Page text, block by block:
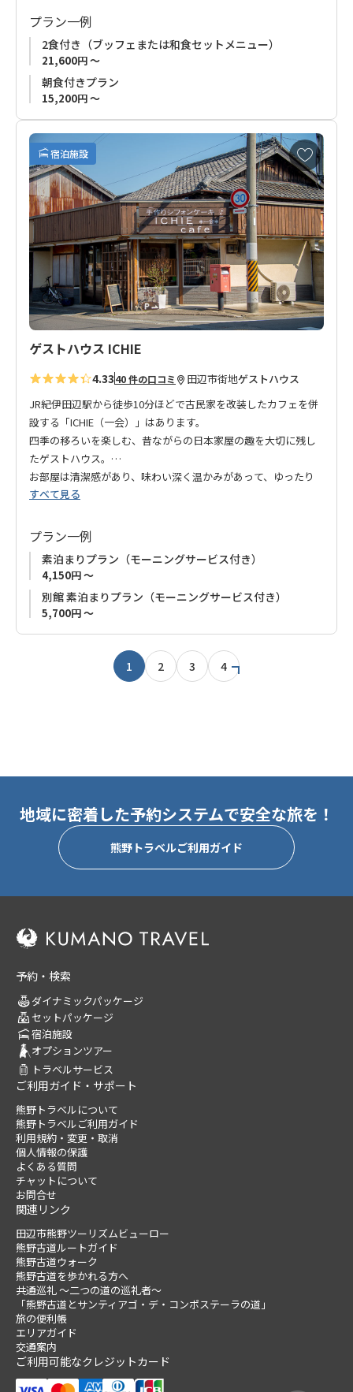
お申込みの受付はご利用希望日の2ケ月前から承ります。
プラン一例
2食付き（ブッフェまたは和食セットメニュー）
21,600円 ～
朝食付きプラン
15,200円 ～
宿泊施設
お
気
に
入
り
に
追
加
ゲストハウス ICHIE
4.3340 件の口コミ 田辺市街地ゲストハウス
JR紀伊田辺駅から徒歩10分ほどで古民家を改装したカフェを併
設する「ICHIE（一会）」はあります。
四季の移ろいを楽しむ、昔ながらの日本家屋の趣を大切に残し
たゲストハウス。
お部屋は清潔感があり、味わい深く温かみがあって、ゆったり
くつろいでいただける空間となっております。
ービスを無料でご利用いただけます。
手作りシフォンケーキは、しっとりふわふわで美味しい！と大
好評です。
新たな出会いに感謝し、心をこめておもてなしいたします。
すべて見る
プラン一例
素泊まりプラン（モーニングサービス付き）
4,150円 ～
別館 素泊まりプラン（モーニングサービス付き）
5,700円 ～
1 2 3 4
地域に密着した予約システムで安全な旅を！
熊野トラベルご利用ガイド
予約・検索
ダイナミックパッケージ
セットパッケージ
宿泊施設
オプションツアー
トラベルサービス
ご利用ガイド・サポート
熊野トラベルについて
熊野トラベルご利用ガイド
利用規約・変更・取消
個人情報の保護
よくある質問
チャットについて
お問合せ
関連リンク
田辺市熊野ツーリズムビューロー
熊野古道ルートガイド
熊野古道ウォーク
熊野古道を歩かれる方へ
共通巡礼 ～二つの道の巡礼者～
「熊野古道とサンティアゴ・デ・コンポステーラの道」
旅の便利帳
エリアガイド
交通案内
ご利用可能なクレジットカード